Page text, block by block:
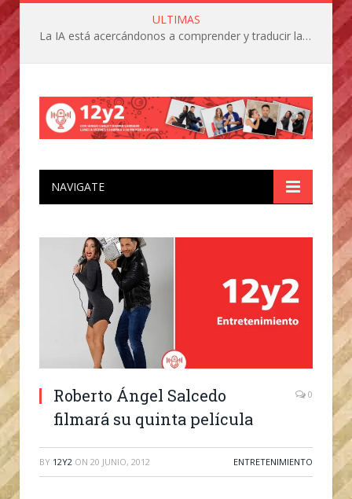
ULTIMAS
La IA está acercándonos a comprender y traducir las vocalizaciones y comportamientos de nuestras mascotas
NAVIGATE
Roberto Ángel Salcedo
filmará su quinta película
0
BY 12Y2 ON 20 JUNIO, 2012 ENTRETENIMIENTO